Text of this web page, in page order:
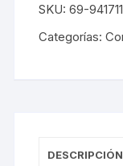
17cm
Pa1
SKU:69-
Categorías:
DESCRIPCIÓN